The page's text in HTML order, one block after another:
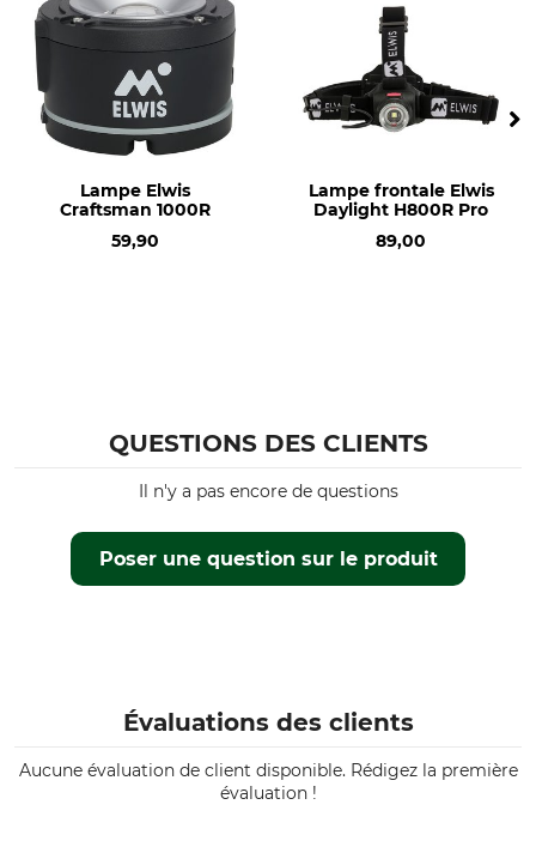
Lampe Elwis
Craftsman 1000R
59,90
Lampe frontale Elwis
Daylight H800R Pro
89,00
QUESTIONS DES CLIENTS
Poser une question sur le produit
Il n'y a pas encore de questions
Évaluations des clients
Aucune évaluation de client disponible. Rédigez la première
évaluation !